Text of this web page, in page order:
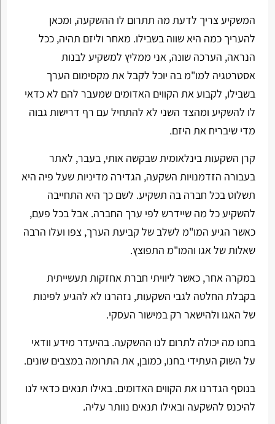
המשקיע צריך לדעת מה תתרום לו ההשקעה, ומכאן
להעריך כמה היא שווה בשבילו. מאחר וליזם תהיה, ככל
הנראה, הערכה שונה, אני ממליץ למשקיע לבנות
אסטרטגיה למו"מ בה יוכל לקבל את מקסימום הערך
בשבילו, לקבוע את הקווים האדומים שמעבר להם לא כדאי
לו להשקיע ומהצד השני לא להתחיל עם רף דרישות גבוה
מדי שיבריח את היזם.
קרן השקעות בינלאומית שבקשה אותי, בעבר, לאתר
בעבורה הזדמנויות השקעה, הגדירה מדיניות שעל פיה היא
תשלוט בכל חברה בה תשקיע. לשם כך היא התחייבה
להשקיע כל מה שיידרש לפי ערך החברה. אבל בכל פעם,
כאשר הגיע המו"מ לשלב של קביעת הערך, צפו ועלו הרבה
שאלות של אגו והמו"מ התפוצץ.
במקרה אחר, כאשר ליוויתי חברת אחזקות תעשייתית
בקבלת החלטה לגבי השקעות, נזהרנו לא להגיע לפינות
של האגו ולהישאר רק במישור העסקי.
בחנו מה יכולה לתרום לנו ההשקעה. בהיעדר מידע וודאי
על השוק העתידי בחנו, כמובן, את התרומה במצבים שונים.
בנוסף הגדרנו את הקווים האדומים. באילו תנאים כדאי לנו
להיכנס להשקעה ובאילו תנאים נוותר עליה.